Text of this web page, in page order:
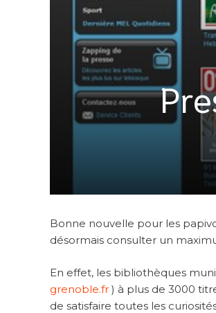
Bonne nouvelle pour les
désormais consulter un
En effet, les bibliothèques
grenoble.fr ) à plus de 3000
de satisfaire toutes les